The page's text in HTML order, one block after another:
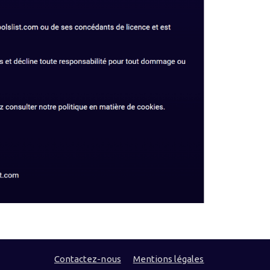
Contactez-nous Mentions légales